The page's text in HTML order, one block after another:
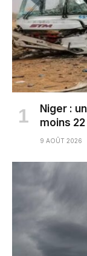
Niger :
moins
9 AOÛT 2026